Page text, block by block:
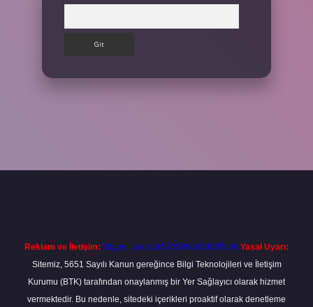
Reklam ve İletişim: Skype: live:.cid.575569c608265c69 Yasal Uyarı:
Sitemiz, 5651 Sayılı Kanun gereğince Bilgi Teknolojileri ve İletişim
Kurumu (BTK) tarafından onaylanmış bir Yer Sağlayıcı olarak hizmet
vermektedir. Bu nedenle, sitedeki içerikleri proaktif olarak denetleme